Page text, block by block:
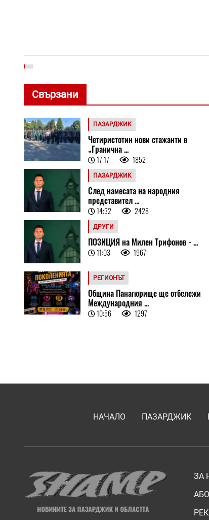
Свързани
ПАЗАРДЖИК
Четиристотин нови стажанти в
„Гранична ...
17:17 1852
ПАЗАРДЖИК
След намесата на народния
представител ...
14:32 2428
ДРУГИ
ПОЗИЦИЯ на Милен Трифонов - ...
11:03 1967
РЕГИОНЪТ
Община Панагюрище ще отбележи
Международния ...
10:56 1297
НАЧАЛО ПАЗАРДЖИК
ЗА